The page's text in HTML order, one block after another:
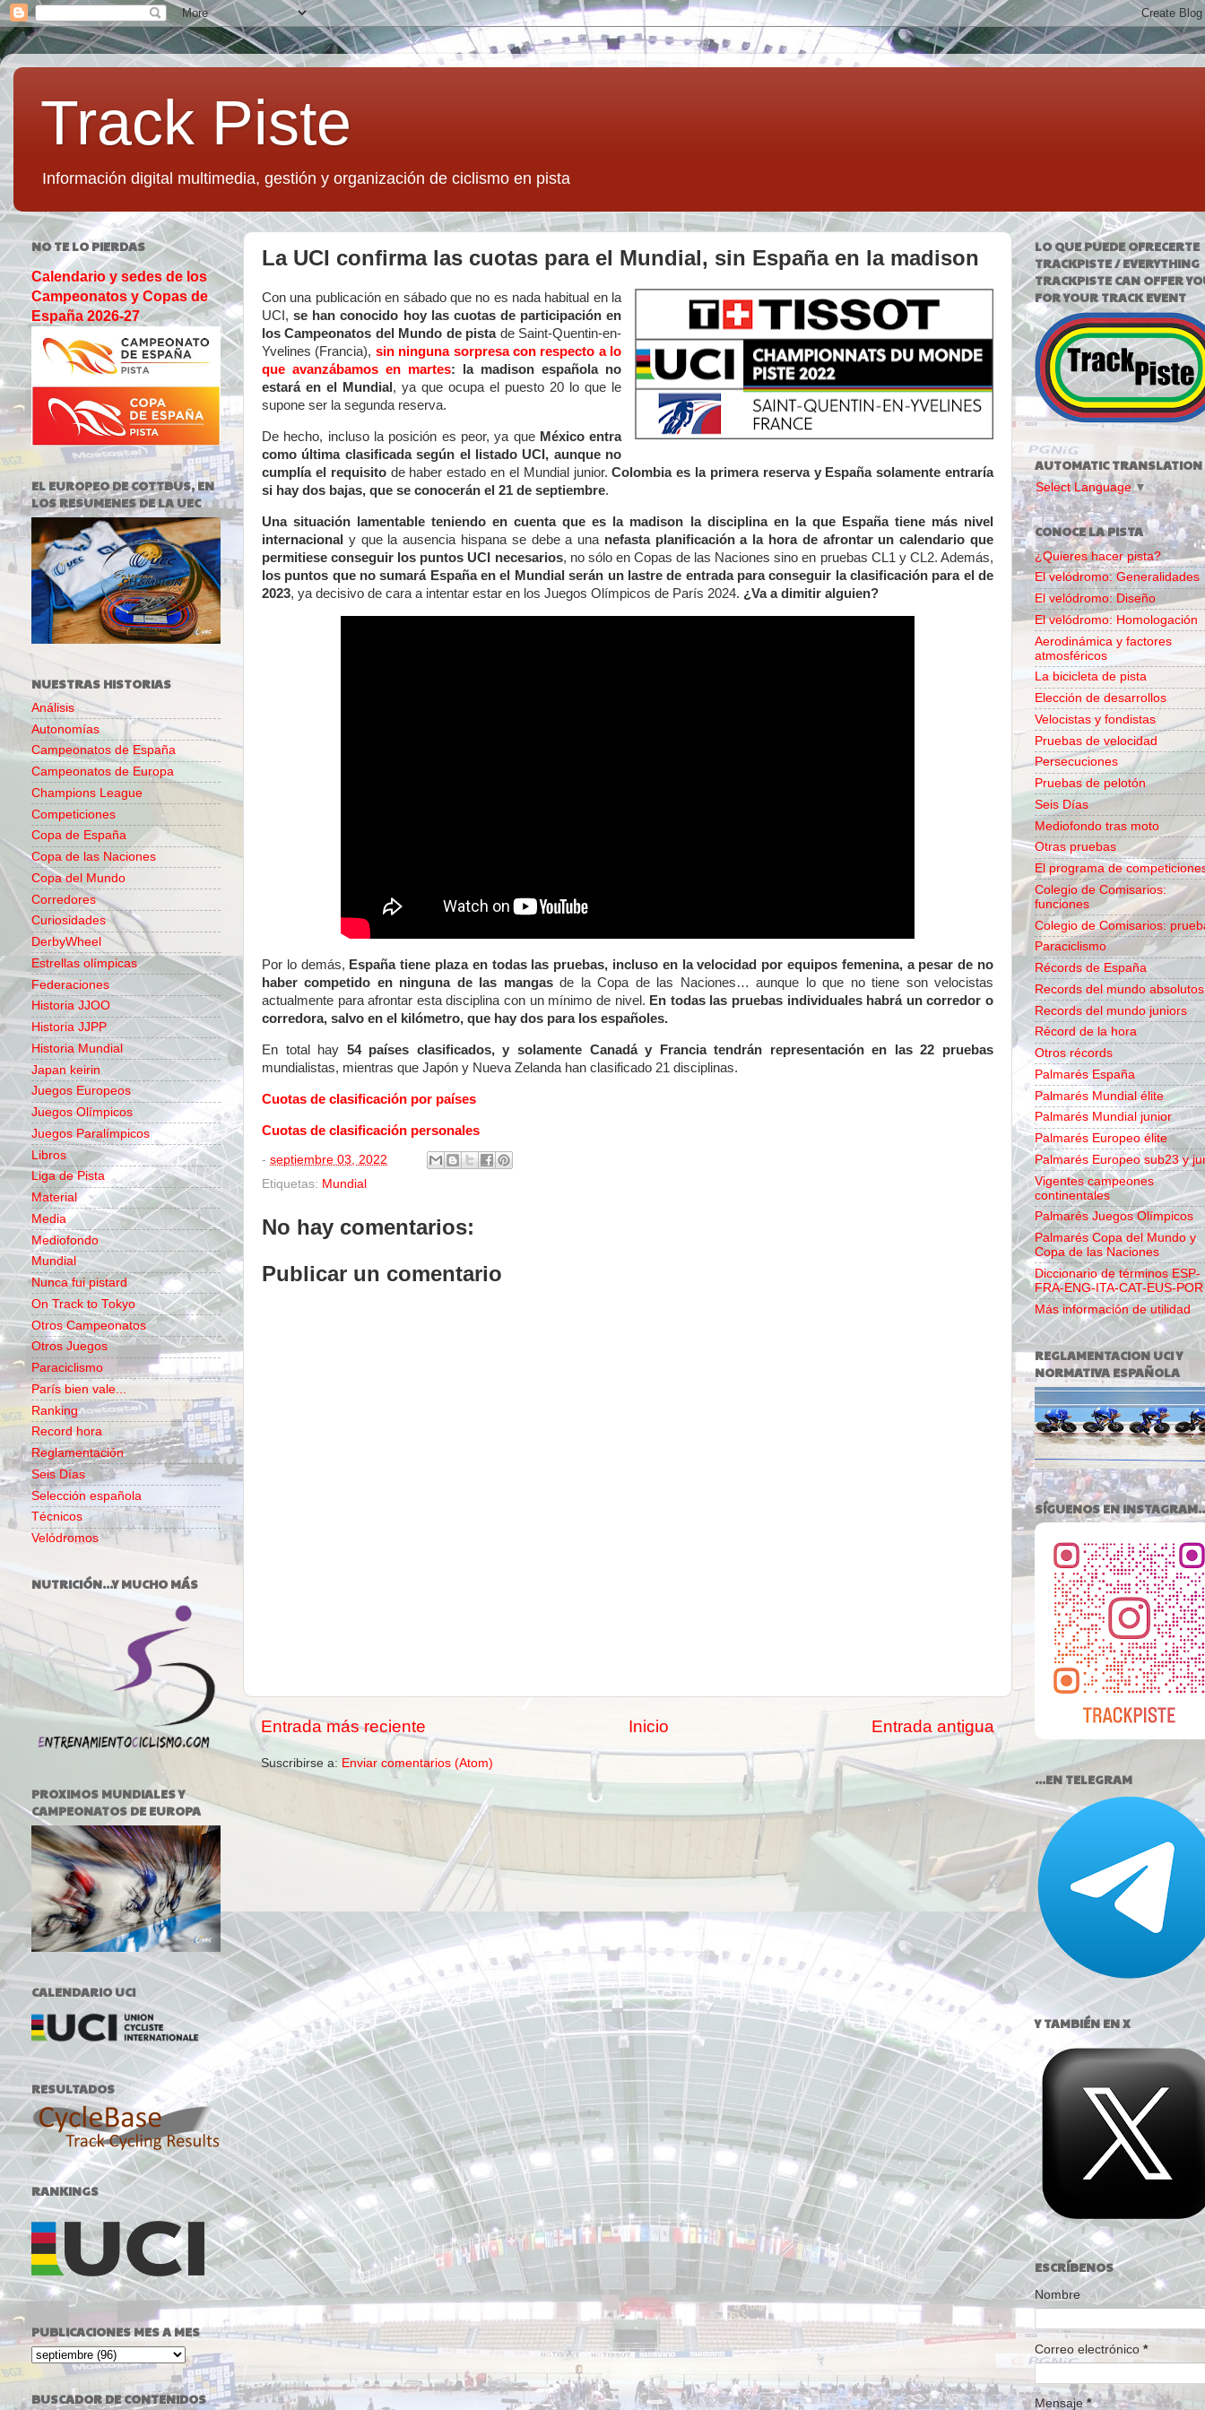
Track Piste
Información digital multimedia, gestión y organización de ciclismo en pista
La UCI confirma las cuotas para el Mundial, sin España en la madison
Con una publicación en sábado que no es nada habitual en la
UCI,se han conocido hoy las cuotas de participación en
los Campeonatos del Mundo de pistade Saint-Quentin-en-
Yvelines (Francia), sin ninguna sorpresa con respecto a lo
que avanzábamos en martes: la madison española no
estará en el Mundial , ya que ocupa el puesto 20 lo que le
supone ser la segunda reserva.
De hecho, incluso la posición es peor, ya que México entra
como última clasificada según el listado UCI, aunque no
cumplía el requisito de haber estado en el Mundial junior.Colombia es la primera reserva y España solamente entraría
si hay dos bajas, que se conocerán el 21 de septiembre.
Una situación lamentable teniendo en cuenta que es la madison la disciplina en la que España tiene más nivel
internacional y que la ausencia hispana se debe a una nefasta planificación a la hora de afrontar un calendario que
permitiese conseguir los puntos UCI necesarios, no sólo en Copas de las Naciones sino en pruebas CL1 y CL2. Además,
los puntos que no sumará España en el Mundial serán un lastre de entrada para conseguir la clasificación para el de
2023, ya decisivo de cara a intentar estar en los Juegos Olímpicos de París 2024. ¿Va a dimitir alguien?
Por lo demás, España tiene plaza en todas las pruebas, incluso en la velocidad por equipos femenina, a pesar de no
haber competido en ninguna de las mangasde la Copa de las Naciones… aunque lo que no tiene son velocistas
actualmente para afrontar esta disciplina con un mínimo de nivel. En todas las pruebas individuales habrá un corredor o
corredora, salvo en el kilómetro, que hay dos para los españoles.
En total hay 54 países clasificados, y solamente Canadá y Francia tendrán representación en las 22 pruebas
mundialistas, mientras que Japón y Nueva Zelanda han clasificado 21 disciplinas.
Cuotas de clasificación por países
Cuotas de clasificación personales
- septiembre 03, 2022
Etiquetas: Mundial
No hay comentarios:
Publicar un comentario
Entrada más reciente Entrada antigua
Inicio
Suscribirse a: Enviar comentarios (Atom)
NO TE LO PIERDAS
Calendario y sedes de los
Campeonatos y Copas de
España 2026-27
EL EUROPEO DE COTTBUS, EN
LOS RESUMENES DE LA UEC
NUESTRAS HISTORIAS
Análisis
Autonomías
Campeonatos de España
Campeonatos de Europa
Champions League
Competiciones
Copa de España
Copa de las Naciones
Copa del Mundo
Corredores
Curiosidades
DerbyWheel
Estrellas olímpicas
Federaciones
Historia JJOO
Historia JJPP
Historia Mundial
Japan keirin
Juegos Europeos
Juegos Olímpicos
Juegos Paralímpicos
Libros
Liga de Pista
Material
Media
Mediofondo
Mundial
Nunca fui pistard
On Track to Tokyo
Otros Campeonatos
Otros Juegos
Paraciclismo
París bien vale...
Ranking
Record hora
Reglamentación
Seis Días
Selección española
Técnicos
Velódromos
NUTRICIÓN...Y MUCHO MÁS
PROXIMOS MUNDIALES Y
CAMPEONATOS DE EUROPA
CALENDARIO UCI
RESULTADOS
RANKINGS
PUBLICACIONES MES A MES
BUSCADOR DE CONTENIDOS
LO QUE PUEDE OFRECERTE
TRACKPISTE / EVERYTHING
TRACKPISTE CAN OFFER
FOR YOUR TRACK EVENT
AUTOMATIC TRANSLATION
Select Language ▼
CONOCE LA PISTA
¿Quieres hacer pista?
El velódromo: Generalidades
El velódromo: Diseño
El velódromo: Homologación
Aerodinámica y factores
atmosféricos
La bicicleta de pista
Elección de desarrollos
Velocistas y fondistas
Pruebas de velocidad
Persecuciones
Pruebas de pelotón
Seis Días
Mediofondo tras moto
Otras pruebas
El programa de
Colegio de Comisarios:
funciones
Colegio de Comisarios:
Paraciclismo
Récords de España
Records del mundo absolutos
Records del mundo juniors
Récord de la hora
Otros récords
Palmarés España
Palmarés Mundial élite
Palmarés Mundial junior
Palmarés Europeo élite
Palmarés Europeo sub23 y
Vigentes campeones
continentales
Palmarés Juegos Olímpicos
Palmarés Copa del Mundo y
Copa de las Naciones
Diccionario de términos ESP-
FRA-ENG-ITA-CAT-EUS-POR
Más información de utilidad
REGLAMENTACION UCI Y
NORMATIVA ESPAÑOLA
SÍGUENOS EN
...EN TELEGRAM
Y TAMBIÉN EN X
ESCRÍBENOS
Nombre
Correo electrónico *
Mensaje*